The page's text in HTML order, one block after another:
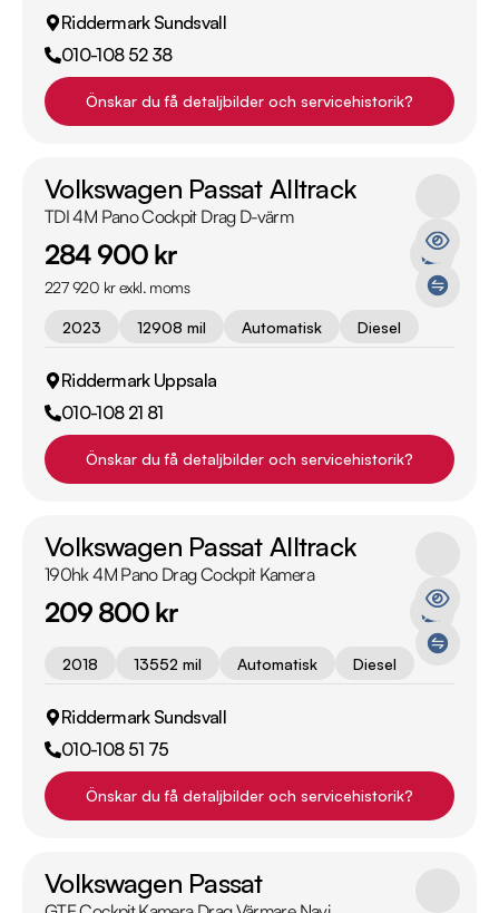
Riddermark Sundsvall
010-108 52 38
Önskar du få detaljbilder och servicehistorik?
Volkswagen Passat Alltrack
TDI 4M Pano Cockpit Drag D-värm
284 900 kr
227 920 kr exkl. moms
2023 12908 mil Automatisk Diesel
Riddermark Uppsala
010-108 21 81
Önskar du få detaljbilder och servicehistorik?
Volkswagen Passat Alltrack
190hk 4M Pano Drag Cockpit Kamera
209 800 kr
2018 13552 mil Automatisk Diesel
Riddermark Sundsvall
010-108 51 75
Önskar du få detaljbilder och servicehistorik?
Volkswagen Passat